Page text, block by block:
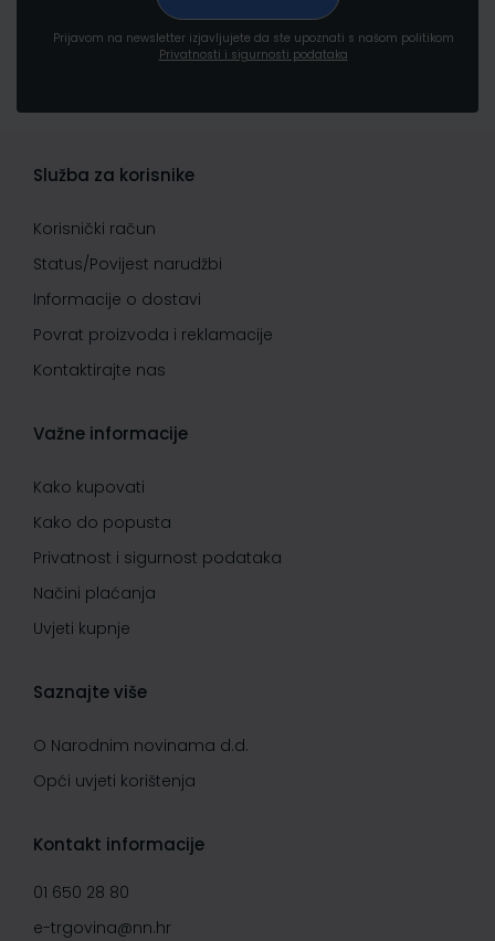
Prijavom na newsletter izjavljujete da ste upoznati s našom politikom
Privatnosti i sigurnosti podataka
Služba za korisnike
Korisnički račun
Status/Povijest narudžbi
Informacije o dostavi
Povrat proizvoda i reklamacije
Kontaktirajte nas
Važne informacije
Kako kupovati
Kako do popusta
Privatnost i sigurnost podataka
Načini plaćanja
Uvjeti kupnje
Saznajte više
O Narodnim novinama d.d.
Opći uvjeti korištenja
Kontakt informacije
01 650 28 80
e-trgovina@nn.hr